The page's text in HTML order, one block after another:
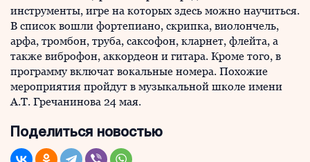
инструменты, игре на которых здесь можно научиться.
В список вошли фортепиано, скрипка, виолончель,
арфа, тромбон, труба, саксофон, кларнет, флейта, а
также виброфон, аккордеон и гитара. Кроме того, в
программу включат вокальные номера. Похожие
мероприятия пройдут в музыкальной школе имени
А.Т. Гречанинова 24 мая.
Поделиться новостью